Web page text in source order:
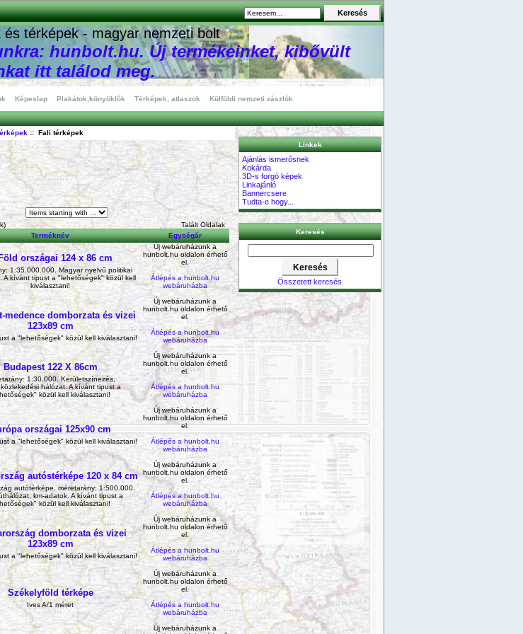
térképek - magyar nemzeti bolt
hunbolt.hu. Új termékeinket, kibővült
itt találod meg.
Képeslap Plakátok,könyöklők Térképek, atlaszok Külföldi nemzeti zászlók
:: Fali térképek
Talált Oldalak
Terméknév Egységár
országai 124 x 86 cm
1:35.000.000. Magyar nyelvű politikai
A kívánt tipust a "lehetőségek" közül kell
kiválasztani!
Új webáruházunk a
hunbolt.hu oldalon érhető
el.
Átlépés a hunbolt.hu
webáruházba
medence domborzata és vizei
123x89 cm
a "lehetőségek" közül kell kiválasztani!
Új webáruházunk a
hunbolt.hu oldalon érhető
el.
Átlépés a hunbolt.hu
webáruházba
Budapest 122 X 86cm
1:30.000. Kerületszínezés,
hálózat. A kívánt tipust a
közül kell kiválasztani!
Új webáruházunk a
hunbolt.hu oldalon érhető
el.
Átlépés a hunbolt.hu
webáruházba
országai 125x90 cm
a "lehetőségek" közül kell kiválasztani!
Új webáruházunk a
hunbolt.hu oldalon érhető
el.
Átlépés a hunbolt.hu
webáruházba
autóstérképe 120 x 84 cm
autótérképe, méretarány: 1:500.000.
km-adatok. A kívánt tipust a
közül kell kiválasztani!
Új webáruházunk a
hunbolt.hu oldalon érhető
el.
Átlépés a hunbolt.hu
webáruházba
domborzata és vizei
123x89 cm
a "lehetőségek" közül kell kiválasztani!
Új webáruházunk a
hunbolt.hu oldalon érhető
el.
Átlépés a hunbolt.hu
webáruházba
Székelyföld térképe
Ives A/1 méret
Új webáruházunk a
hunbolt.hu oldalon érhető
el.
Átlépés a hunbolt.hu
webáruházba
Új webáruházunk a
Linkek
Ajánlás ismerősnek
Kokárda
3D-s forgó képek
Linkajánló
Bannercsere
Tudta-e hogy...
Keresés
Összetett keresés